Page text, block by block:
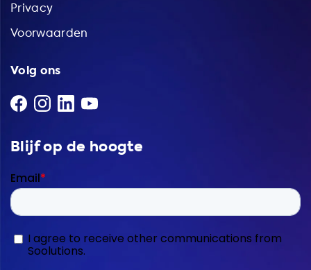
Privacy
Voorwaarden
Volg ons
Blijf op de hoogte